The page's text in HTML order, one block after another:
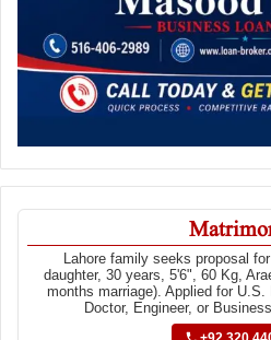
Lahore family seeks proposal
daughter, 30 years, 5'6", 60 Kg,
months marriage). Applied for
Doctor, Engineer, or